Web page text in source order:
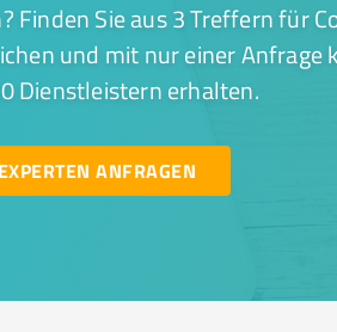
Sie aus 3 Treffern für
und mit nur einer Anfrage
Dienstleistern erhalten.
ANFRAGEN